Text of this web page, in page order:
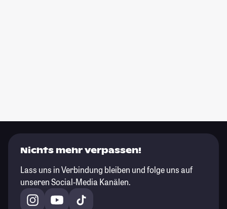
Nichts mehr verpassen!
Lass uns in Verbindung bleiben und folge uns auf
unseren Social-Media Kanälen.